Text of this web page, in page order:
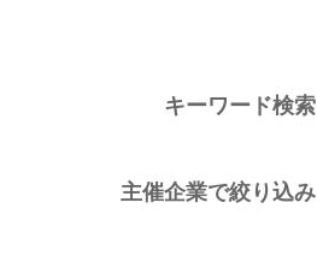
キーワード検索
主催企業で絞り込み